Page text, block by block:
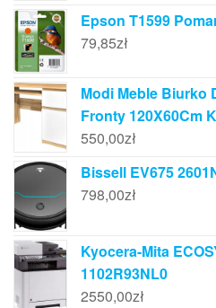
Epson T1599
79,85zł
Modi Meble Biurko
Fronty 120X60Cm
550,00zł
Bissell EV675
798,00zł
Kyocera-Mita
1102R93NL0
2550,00zł